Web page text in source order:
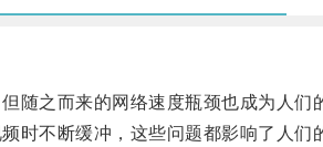
之而来的网络速度瓶颈也成为人们
不断缓冲，这些问题都影响了人们